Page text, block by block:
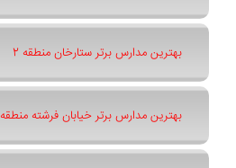
بهترین مدارس برتر ستارخان منطقه 2
بهترین مدارس برتر خیابان فرشته منطقه 1